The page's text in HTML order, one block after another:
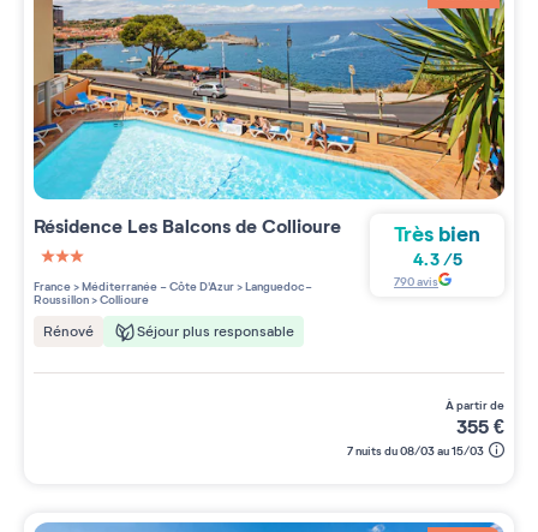
Résidence Les Balcons de Collioure
3 étoiles sur 5
France>Méditerranée - Côte D'Azur>Languedoc-
Roussillon>Collioure
Rénové Séjour plus responsable
Très bien
4.3/5
790avis
à partir de
355€
7 nuits du 08/03 au 15/03